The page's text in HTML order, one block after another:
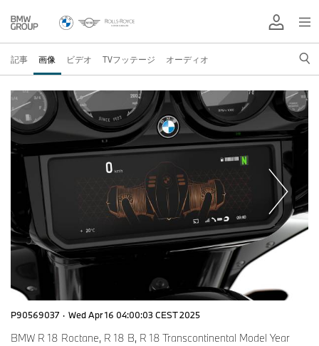
記事 画像 ビデオ TVフッテージ オーディオ
P90569037 · Wed Apr 16 04:00:03 CEST 2025
BMW R 18 Roctane, R 18 B, R 18 Transcontinental Model Year